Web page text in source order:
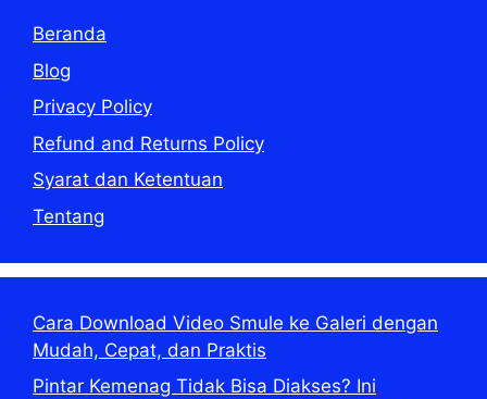
Beranda
Blog
Privacy Policy
Refund and Returns Policy
Syarat dan Ketentuan
Tentang
Cara Download Video Smule ke Galeri dengan
Mudah, Cepat, dan Praktis
Pintar Kemenag Tidak Bisa Diakses? Ini